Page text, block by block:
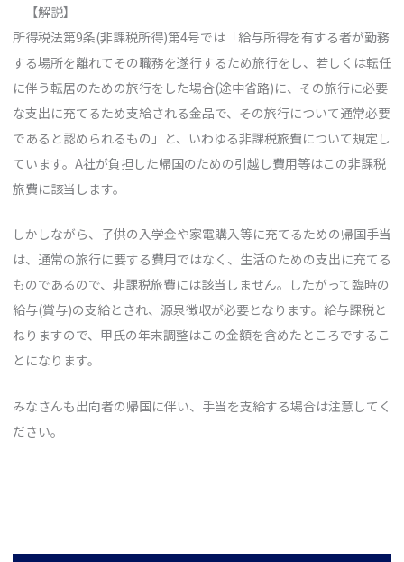
【解説】
所得税法第9条(非課税所得)第4号では「給与所得を有する者が勤務
する場所を離れてその職務を遂行するため旅行をし、若しくは転任
に伴う転居のための旅行をした場合(途中省路)に、その旅行に必要
な支出に充てるため支給される金品で、その旅行について通常必要
であると認められるもの」と、いわゆる非課税旅費について規定し
ています。A社が負担した帰国のための引越し費用等はこの非課税
旅費に該当します。
しかしながら、子供の入学金や家電購入等に充てるための帰国手当
は、通常の旅行に要する費用ではなく、生活のための支出に充てる
ものであるので、非課税旅費には該当しません。したがって臨時の
給与(賞与)の支給とされ、源泉徴収が必要となります。給与課税と
ねりますので、甲氏の年末調整はこの金額を含めたところでするこ
とになります。
みなさんも出向者の帰国に伴い、手当を支給する場合は注意してく
ださい。